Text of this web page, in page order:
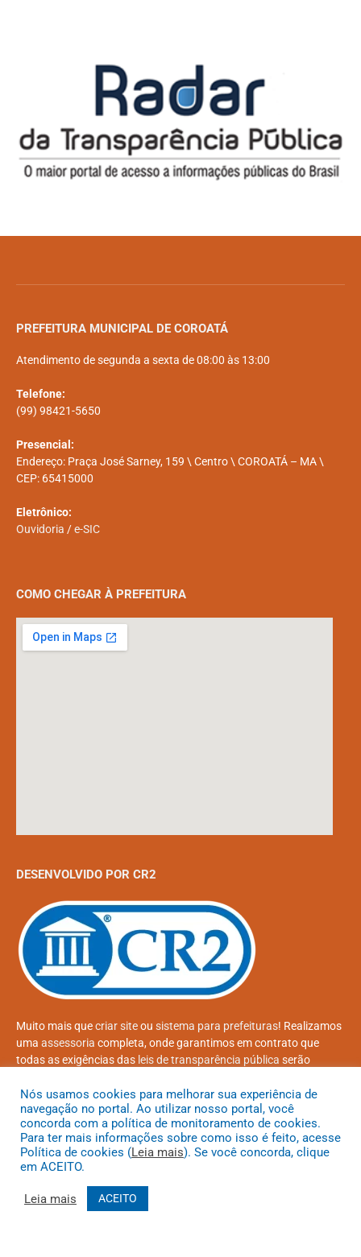
PREFEITURA MUNICIPAL DE COROATÁ
Atendimento de segunda a sexta de 08:00 às 13:00
Telefone:
(99) 98421-5650
Presencial:
Endereço: Praça José Sarney, 159 \ Centro \ COROATÁ – MA \
CEP: 65415000
Eletrônico:
Ouvidoria /e-SIC
COMO CHEGAR À PREFEITURA
DESENVOLVIDO POR CR2
Muito mais quecriar siteou sistema para prefeituras! Realizamos
uma assessoria completa, onde garantimos em contrato que
todas as exigências das leis de transparência pública serão
Conheça oPNTPe oRadar da Transparência Pública
Todos os direitos reservados a Prefeitura Municipal de Coroatá
Nós usamos cookies para melhorar sua experiência de
navegação no portal. Ao utilizar nosso portal, você
concorda com a política de monitoramento de cookies.
Para ter mais informações sobre como isso é feito, acesse
Política de cookies (Leia mais). Se você concorda, clique
em ACEITO.
Leia mais ACEITO